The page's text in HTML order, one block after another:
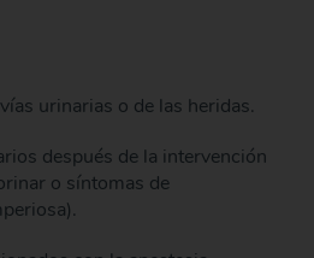
urinarias o de las heridas.
después de la intervención
o síntomas de